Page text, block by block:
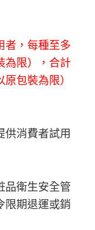
者，每種至多
為限），合計
包裝為限）
供消費者試用
品衛生安全管
限期退運或銷